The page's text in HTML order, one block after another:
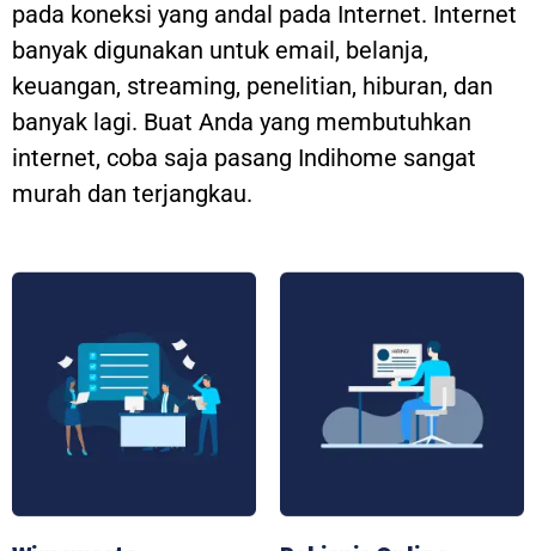
pada koneksi yang andal pada Internet. Internet
banyak digunakan untuk email, belanja,
keuangan, streaming, penelitian, hiburan, dan
banyak lagi. Buat Anda yang membutuhkan
internet, coba saja pasang Indihome sangat
murah dan terjangkau.